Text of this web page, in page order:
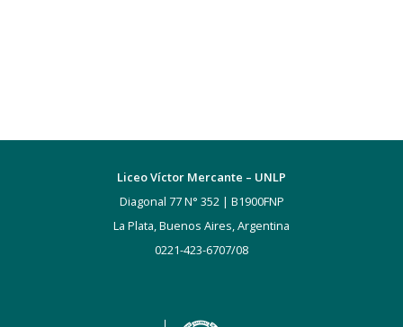
Liceo Víctor Mercante – UNLP
Diagonal 77 N° 352 | B1900FNP
La Plata, Buenos Aires, Argentina
0221-423-6707/08